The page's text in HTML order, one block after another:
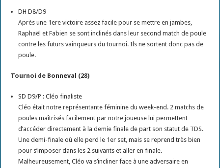
DH D8/D9
Après une 1ere victoire assez facile pour se mettre en jambes,
Raphaël et Fabien se sont inclinés dans leur second match de poule
contre les futurs vainqueurs du tournoi. Ils ne sortent donc pas de
poule.
Tournoi de Bonneval (28)
SD D9/P : Cléo finaliste
Cléo était notre représentante féminine du week-end. 2 matchs de
poules maîtrisés facilement par notre joueuse lui permettent
d’accéder directement à la demie finale de part son statut de TDS.
Une demi-finale où elle perd le 1er set, mais se reprend très bien
pour s’imposer dans les 2 suivants et aller en finale.
Malheureusement, Cléo va s’incliner face à une adversaire en